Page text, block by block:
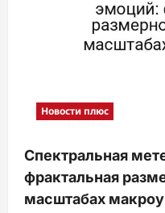
Новости плюс
Спектральная
фрактальная
масштабах